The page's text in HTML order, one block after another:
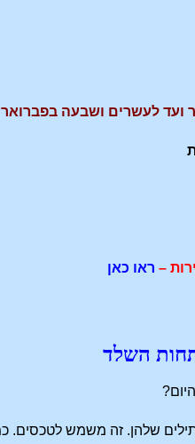
לעשרים ושבעה בפברואר 1924
– ראו כאן
השלד
שלהן. זה משמש לטכסים.